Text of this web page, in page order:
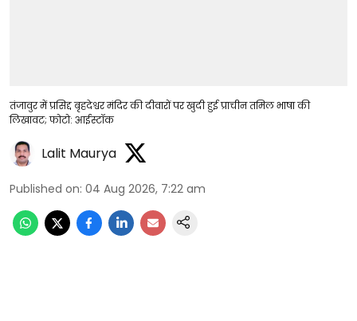
तंजावुर में प्रसिद्द बृहदेश्वर मंदिर की दीवारों पर खुदी हुई प्राचीन तमिल भाषा की
लिखावट; फोटो: आईस्टॉक
Lalit Maurya
Published on: 04 Aug 2026, 7:22 am